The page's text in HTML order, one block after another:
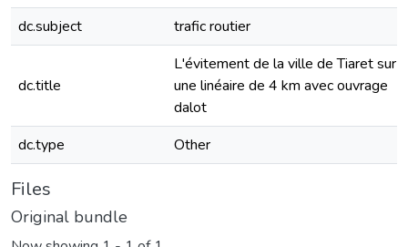
dc.subject
trafic routier
dc.title
L'évitement de la ville de Tiaret sur
une linéaire de 4 km avec ouvrage
dalot
dc.type
Other
Files
Original bundle